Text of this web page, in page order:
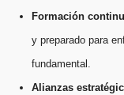
Formación
y preparado para
fundamental.
Alianzas